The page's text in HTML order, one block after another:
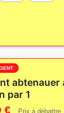
abtenauer
par 1
€ Prix à débattre